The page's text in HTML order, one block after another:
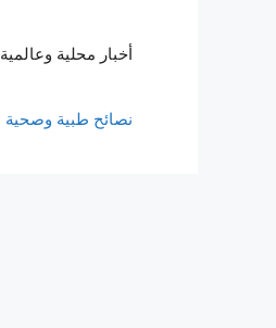
أخبار محلية وعالمية
نصائح طبية وصحية